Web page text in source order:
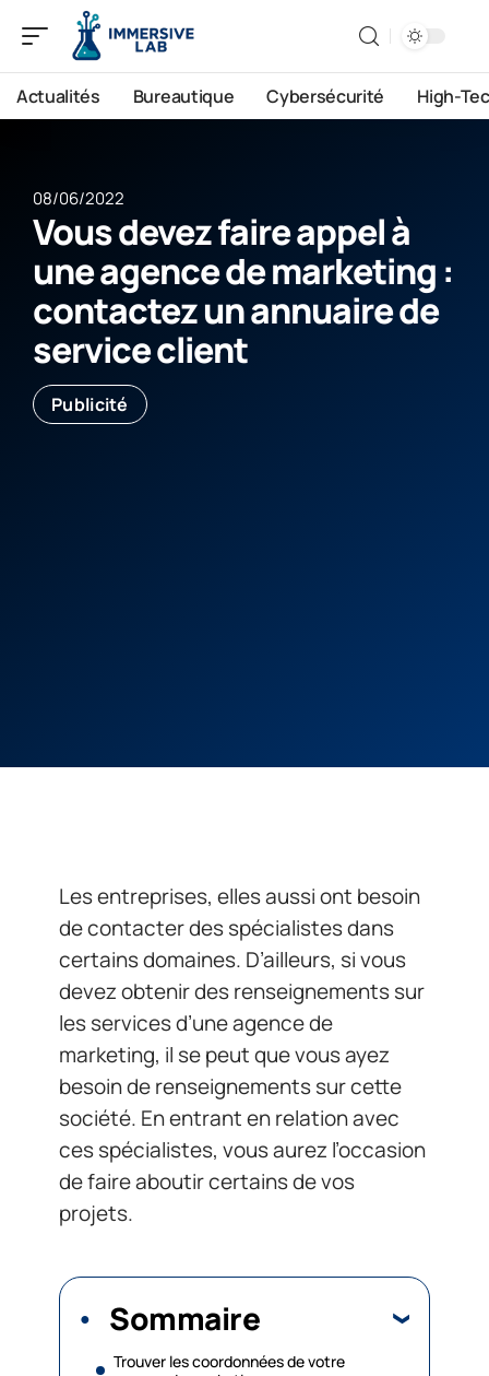
Actualités Bureautique Cybersécurité High-
08/06/2022
Vous devez faire appel à
une agence de marketing :
contactez un annuaire de
service client
Publicité
Les entreprises, elles aussi ont besoin
de contacter des spécialistes dans
certains domaines. D’ailleurs, si vous
devez obtenir des renseignements sur
les services d’une agence de
marketing, il se peut que vous ayez
besoin de renseignements sur cette
société. En entrant en relation avec
ces spécialistes, vous aurez l’occasion
de faire aboutir certains de vos
projets.
Sommaire
Trouver les coordonnées de votre